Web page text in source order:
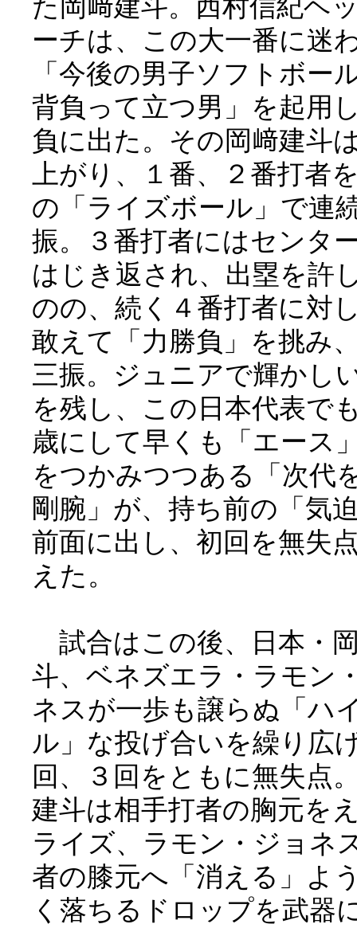
た岡﨑建斗。西村信紀ヘ
ーチは、この大一番に迷
「今後の男子ソフトボー
背負って立つ男」を起用
負に出た。その岡﨑建斗
上がり、１番、２番打者
の「ライズボール」で連
振。３番打者にはセンタ
はじき返され、出塁を許
のの、続く４番打者に対
敢えて「力勝負」を挑み
三振。ジュニアで輝かし
を残し、この日本代表で
歳にして早くも「エース
をつかみつつある「次代
剛腕」が、持ち前の「気
前面に出し、初回を無失
えた。
試合はこの後、日本・
斗、ベネズエラ・ラモン
ネスが一歩も譲らぬ「ハ
ル」な投げ合いを繰り広
回、３回をともに無失点
建斗は相手打者の胸元を
ライズ、ラモン・ジョネ
者の膝元へ「消える」よ
く落ちるドロップを武器